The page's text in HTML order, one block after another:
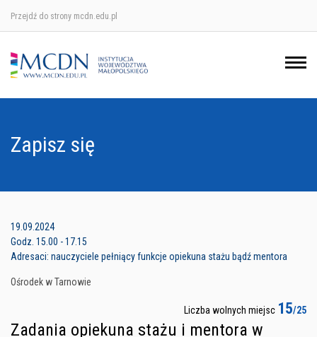
Przejdź do strony mcdn.edu.pl
Zapisz się
19.09.2024
Godz. 15.00 - 17.15
Adresaci: nauczyciele pełniący funkcje opiekuna stażu bądź mentora
Ośrodek w Tarnowie
Liczba wolnych miejsc 15/25
Zadania opiekuna stażu i mentora w
Ośrodek w Krakowie
Ośrodek w Nowym Sączu
Ośrodek w Tarnowie